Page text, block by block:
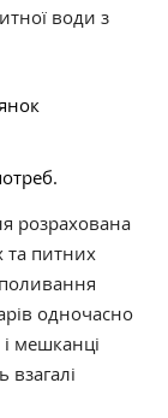
води з
розрахована
та питних
одночасно
мешканці
взагалі